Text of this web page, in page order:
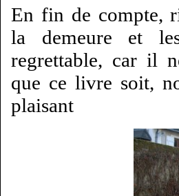
En fin de compte,
la demeure et
regrettable, car il
que ce livre soit,
plaisant